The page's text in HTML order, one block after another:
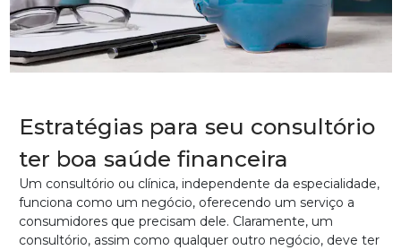
Estratégias para seu consultório
ter boa saúde financeira
Um consultório ou clínica, independente da especialidade,
funciona como um negócio, oferecendo um serviço a
consumidores que precisam dele. Claramente, um
consultório, assim como qualquer outro negócio, deve ter